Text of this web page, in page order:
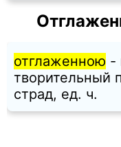
отглаженною -
творительный
страд, ед. ч.